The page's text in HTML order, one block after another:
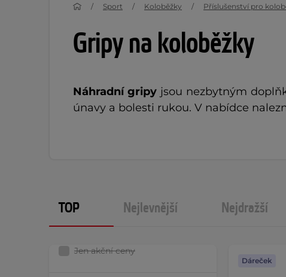
Gripy na koloběžky
Náhradní gripyjsou nezbytným
únavy a bolesti rukou. V nabídce
Sport Koloběžky Příslušenství pro
TOP Nejlevnější Nejdražší
Jen akční ceny
Dáreček